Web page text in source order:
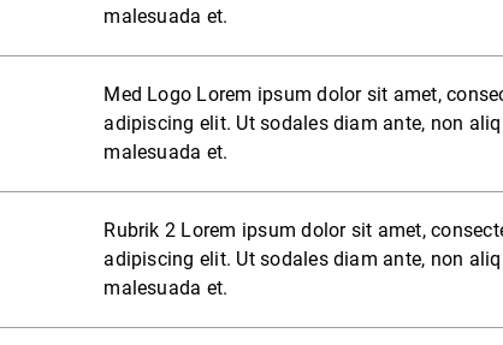
malesuada et.
Med Logo Lorem ipsum dolor sit amet,
adipiscing elit. Ut sodales diam ante, non
malesuada et.
Rubrik 2 Lorem ipsum dolor sit amet,
adipiscing elit. Ut sodales diam ante, non
malesuada et.